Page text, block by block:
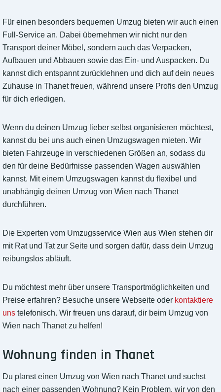
Für einen besonders bequemen Umzug bieten wir auch einen
Full-Service an. Dabei übernehmen wir nicht nur den
Transport deiner Möbel, sondern auch das Verpacken,
Aufbauen und Abbauen sowie das Ein- und Auspacken. Du
kannst dich entspannt zurücklehnen und dich auf dein neues
Zuhause in Thanet freuen, während unsere Profis den Umzug
für dich erledigen.
Wenn du deinen Umzug lieber selbst organisieren möchtest,
kannst du bei uns auch einen Umzugswagen mieten. Wir
bieten Fahrzeuge in verschiedenen Größen an, sodass du
den für deine Bedürfnisse passenden Wagen auswählen
kannst. Mit einem Umzugswagen kannst du flexibel und
unabhängig deinen Umzug von Wien nach Thanet
durchführen.
Die Experten vom Umzugsservice Wien aus Wien stehen dir
mit Rat und Tat zur Seite und sorgen dafür, dass dein Umzug
reibungslos abläuft.
Du möchtest mehr über unsere Transportmöglichkeiten und
Preise erfahren? Besuche unsere Webseite oder kontaktiere
uns telefonisch. Wir freuen uns darauf, dir beim Umzug von
Wien nach Thanet zu helfen!
Wohnung finden in Thanet
Du planst einen Umzug von Wien nach Thanet und suchst
nach einer passenden Wohnung? Kein Problem, wir von den